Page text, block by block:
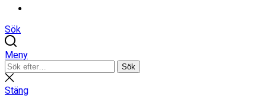
Sök
Meny
Sök
efter:
Sök
Stäng
sökning
Stäng